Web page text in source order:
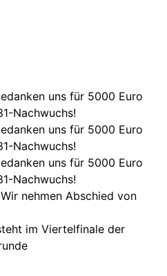
uns für 5000 Euro
Nachwuchs!
uns für 5000 Euro
Nachwuchs!
uns für 5000 Euro
Nachwuchs!
Wir nehmen Abschied von
im Viertelfinale der